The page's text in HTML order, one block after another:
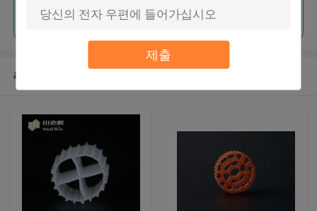
제출
계속하다
추천된 제품